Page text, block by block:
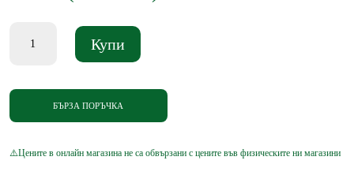
породи
Купи
БЪРЗА ПОРЪЧКА